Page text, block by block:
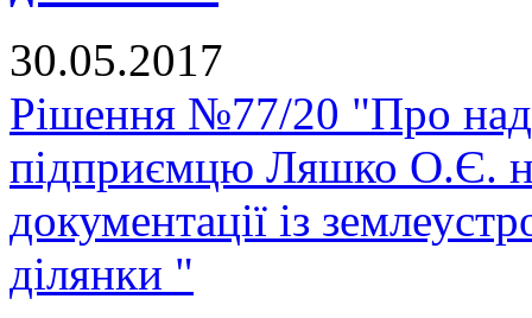
30.05.2017
Рішення №77/20 "Про
підприємцю Ляшко О.Є.
документації із
ділянки "